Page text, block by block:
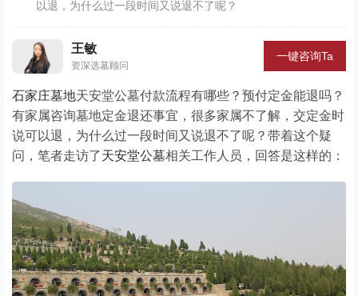
以退，为什么过一段时间又说退不了呢？
王敏
资深选墓顾问
一键咨询Ta
石家庄墓地天安堂公墓付款流程有哪些？预付定金能退吗？
有家属咨询墓地定金退还事宜，很多家属不了解，交定金时
说可以退，为什么过一段时间又说退不了呢？带着这个疑
问，笔者走访了天安堂公墓相关工作人员，回答是这样的：